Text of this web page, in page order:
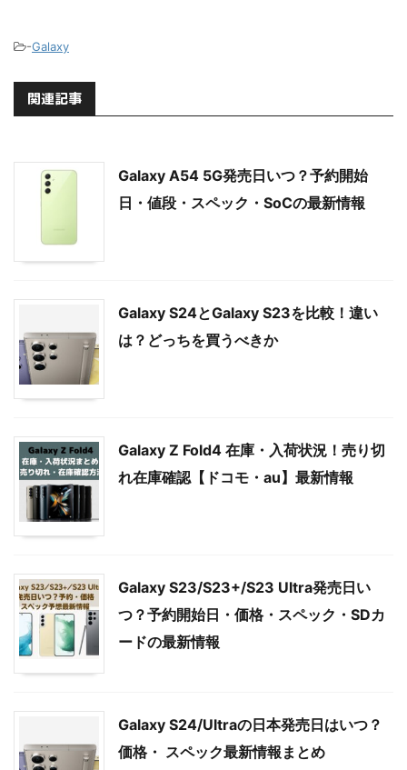
-Galaxy
関連記事
Galaxy A54 5G発売日いつ？予約開始
日・値段・スペック・SoCの最新情報
Galaxy S24とGalaxy S23を比較！違い
は？どっちを買うべきか
Galaxy Z Fold4 在庫・入荷状況！売り切
れ在庫確認【ドコモ・au】最新情報
Galaxy S23/S23+/S23 Ultra発売日い
つ？予約開始日・価格・スペック・SDカ
ードの最新情報
Galaxy S24/Ultraの日本発売日はいつ？
価格・ スペック最新情報まとめ